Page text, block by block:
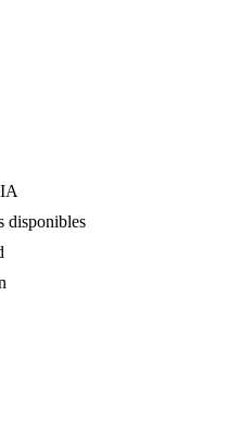
IA
disponibles